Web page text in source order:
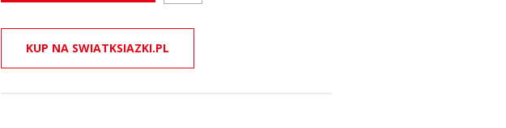
KUP NA SWIATKSIAZKI.PL